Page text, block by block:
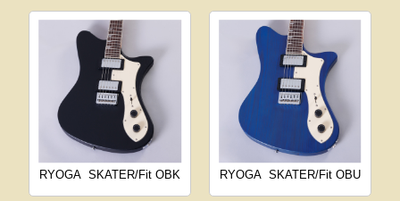
RYOGA SKATER/Fit OBK RYOGA SKATER/Fit OBU